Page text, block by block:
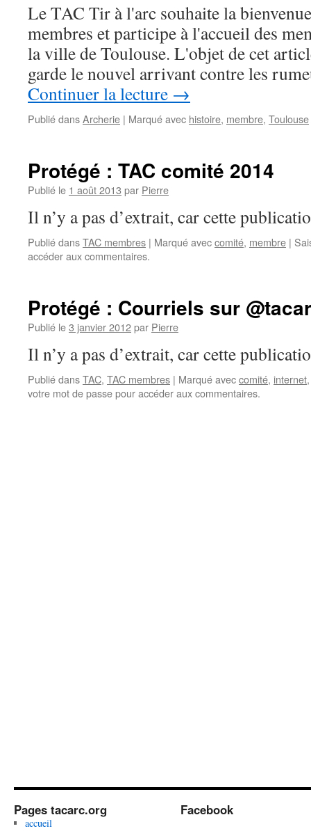
Le TAC Tir à l'arc souhaite la
membres et participe à l'accueil des
la ville de Toulouse. L'objet de cet
garde le nouvel arrivant contre les
Continuer la lecture →
Publié dansArcherie | Marqué avec histoire, membre, Toulouse
Protégé : TAC comité 2014
Publié le 1 août 2013 par Pierre
Il n’y a pas d’extrait, car cette
Publié dansTAC membres | Marqué aveccomité, membre |
accéder aux commentaires.
Protégé : Courriels sur
Publié le3 janvier 2012par Pierre
Il n’y a pas d’extrait, car cette
Publié dansTAC, TAC membres | Marqué aveccomité, internet
votre mot de passe pour accéder aux commentaires.
Pages tacarc.org
accueil
Facebook